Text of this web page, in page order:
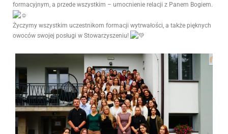
formacyjnym, a przede wszystkim – umocnienie relacji z Panem Bogiem.
Życzymy wszystkim uczestnikom formacji wytrwałości, a także pięknych
owoców swojej posługi w Stowarzyszeniu!